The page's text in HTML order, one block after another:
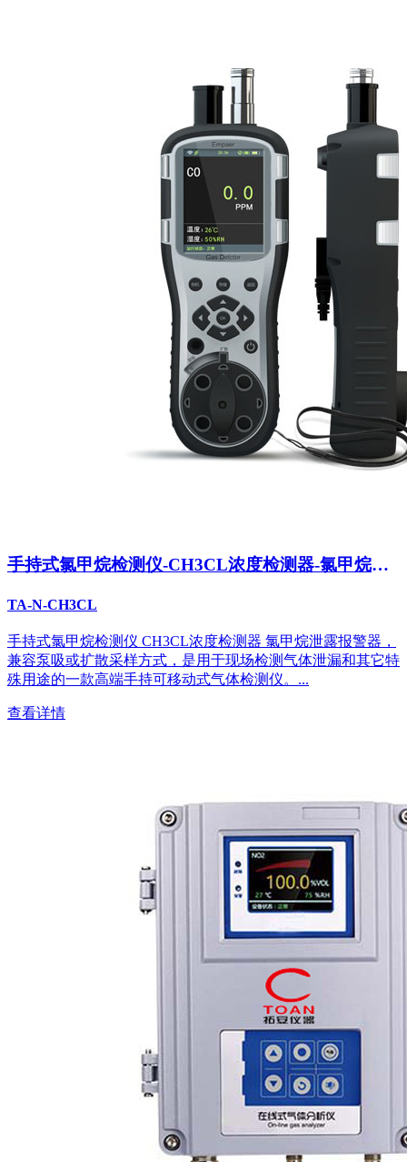
手持式氯甲烷检测仪-CH3CL浓度检测器-氯甲烷泄
TA-N-CH3CL
手持式氯甲烷检测仪 CH3CL浓度检测器 氯甲烷泄露报警器，
兼容泵吸或扩散采样方式，是用于现场检测气体泄漏和其它特
殊用途的一款高端手持可移动式气体检测仪。...
查看详情